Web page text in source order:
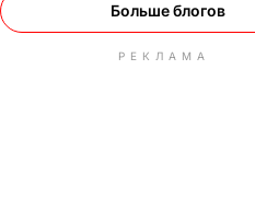
Больше блогов
РЕКЛАМА